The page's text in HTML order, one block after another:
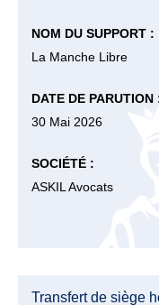
NOM DU SUPPORT :
La Manche Libre
DATE DE PARUTION
30 Mai 2026
SOCIÉTÉ :
ASKIL Avocats
Transfert de siège